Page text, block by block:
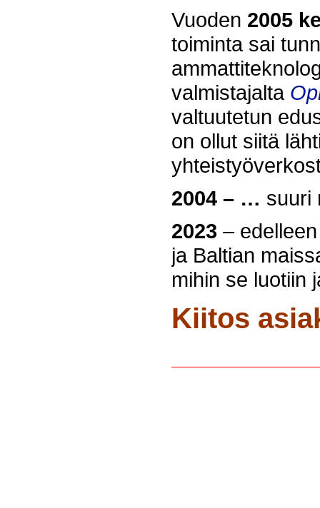
Vuoden 2005
toiminta sai
valmistajalta
valtuutetun
on ollut siitä
2004 – … suuri
2023 –
ja Baltian
mihin se luotiin
Kiitos